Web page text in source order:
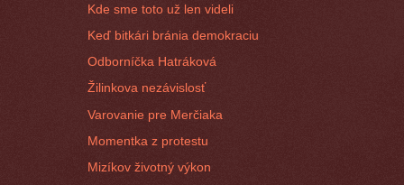
Kde sme toto už len videli
Keď bitkári bránia demokraciu
Odborníčka Hatráková
Žilinkova nezávislosť
Varovanie pre Merčiaka
Momentka z protestu
Mizíkov životný výkon